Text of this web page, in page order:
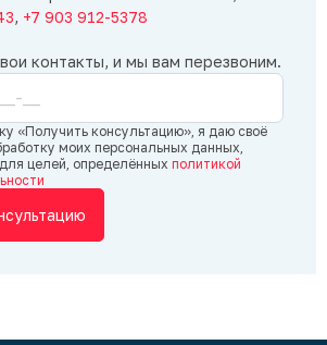
После монтажа
довольны.
за подробный
заказчики нас
очень приятно. Мы
выполнять
продлить жизнь
, +7 903 912-5378
контакты, и мы вам перезвоним.
«Получить консультацию», я даю своё
моих персональных данных,
целей, определённых политикой